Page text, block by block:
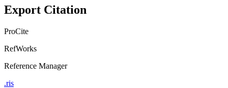
Export Citation
ProCite
RefWorks
Reference Manager
.ris